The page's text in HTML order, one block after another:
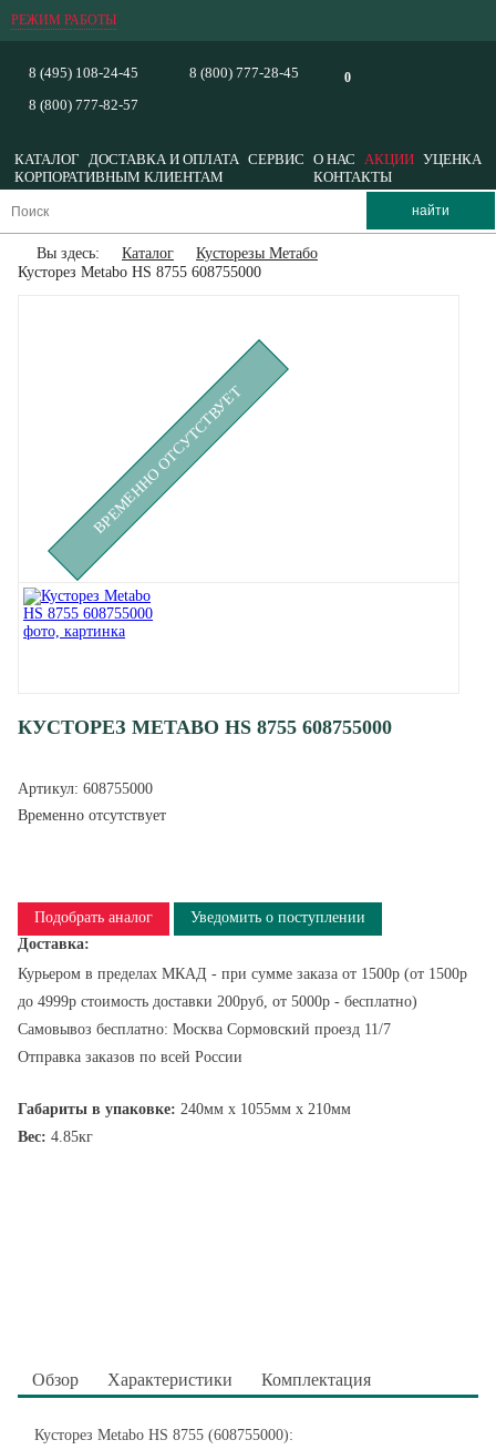
РЕЖИМ РАБОТЫ
0
8 (495) 108-24-45
8 (800) 777-82-57
8 (800) 777-28-45
КАТАЛОГ ДОСТАВКА И ОПЛАТА СЕРВИС О НАС АКЦИИ УЦЕНКА
КОРПОРАТИВНЫМ КЛИЕНТАМ
КОНТАКТЫ
Вы здесь: Каталог
Кусторезы Метабо
Кусторез Metabo HS 8755 608755000
ВРЕМЕННО ОТСУТСТВУЕТ
КУСТОРЕЗ METABO HS 8755 608755000
Артикул: 608755000
Временно отсутствует
Подобрать аналог
Уведомить о поступлении
Доставка:
Курьером в пределах МКАД - при сумме заказа от 1500р (от 1500р
до 4999р стоимость доставки 200руб, от 5000р - бесплатно)
Самовывоз бесплатно: Москва Сормовский проезд 11/7
Отправка заказов по всей России
Габариты в упаковке: 240мм x 1055мм x 210мм
Вес: 4.85кг
Обзор Характеристики Комплектация
Кусторез Metabo HS 8755 (608755000):